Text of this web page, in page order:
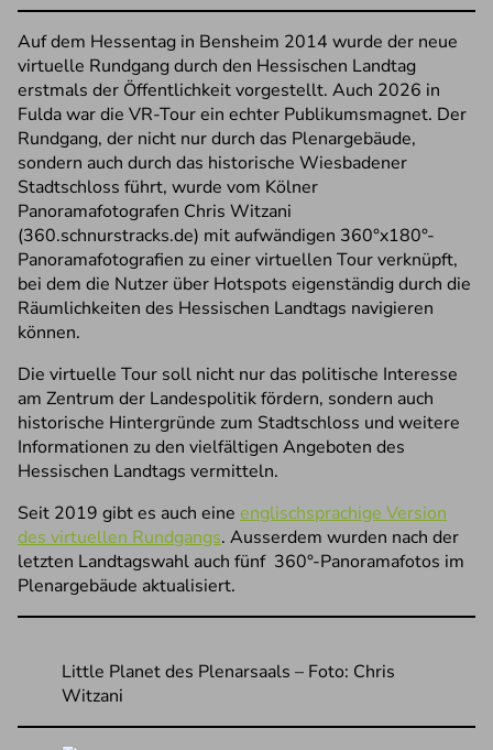
Auf dem Hessentag in Bensheim 2014 wurde der neue
virtuelle Rundgang durch den Hessischen Landtag
erstmals der Öffentlichkeit vorgestellt. Auch 2026 in
Fulda war die VR-Tour ein echter Publikumsmagnet. Der
Rundgang, der nicht nur durch das Plenargebäude,
sondern auch durch das historische Wiesbadener
Stadtschloss führt, wurde vom Kölner
Panoramafotografen Chris Witzani
(360.schnurstracks.de) mit aufwändigen 360°x180°-
Panoramafotografien zu einer virtuellen Tour verknüpft,
bei dem die Nutzer über Hotspots eigenständig durch die
Räumlichkeiten des Hessischen Landtags navigieren
können.
Die virtuelle Tour soll nicht nur das politische Interesse
am Zentrum der Landespolitik fördern, sondern auch
historische Hintergründe zum Stadtschloss und weitere
Informationen zu den vielfältigen Angeboten des
Hessischen Landtags vermitteln.
Seit 2019 gibt es auch eine englischsprachige Version
des virtuellen Rundgangs. Ausserdem wurden nach der
letzten Landtagswahl auch fünf 360°-Panoramafotos im
Plenargebäude aktualisiert.
Little Planet des Plenarsaals – Foto: Chris
Witzani